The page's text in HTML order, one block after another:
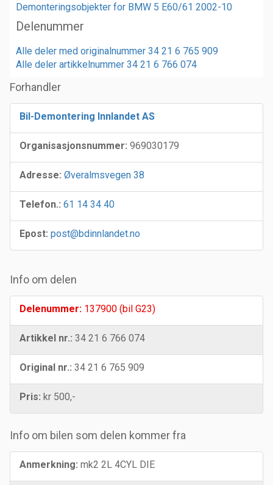
Demonteringsobjekter for BMW 5 E60/61 2002-10
Delenummer
Alle deler med originalnummer 34 21 6 765 909
Alle deler artikkelnummer 34 21 6 766 074
Forhandler
Bil-Demontering Innlandet AS
Organisasjonsnummer: 969030179
Adresse: Øveralmsvegen 38
Telefon.: 61 14 34 40
Epost: post@bdinnlandet.no
Info om delen
Delenummer: 137900 (bil G23)
Artikkel nr.: 34 21 6 766 074
Original nr.: 34 21 6 765 909
Pris: kr 500,-
Info om bilen som delen kommer fra
Anmerkning: mk2 2L 4CYL DIE